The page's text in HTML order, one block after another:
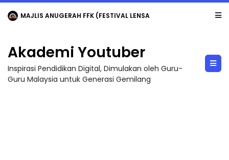
MAJLIS ANUGERAH FFK (FESTIVAL LENSA PENDIDIKAN - FLeP) 2026
Akademi Youtuber
Inspirasi Pendidikan Digital, Dimulakan oleh Guru-
Guru Malaysia untuk Generasi Gemilang